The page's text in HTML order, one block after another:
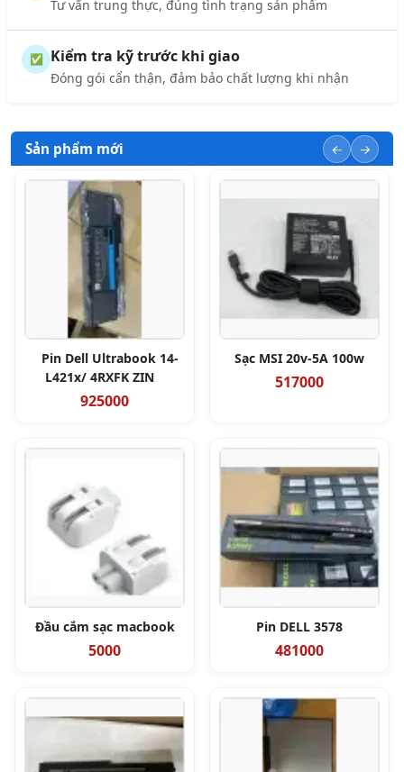
Tư vấn trung thực, đúng tình trạng sản phẩm
✅ Kiểm tra kỹ trước khi giao
Đóng gói cẩn thận, đảm bảo chất lượng khi nhận
Sản phẩm mới
Pin Dell Ultrabook 14-
L421x/ 4RXFK ZIN
925000
Sạc MSI 20v-5A 100w
517000
Đầu cắm sạc macbook
5000
Pin DELL 3578
481000